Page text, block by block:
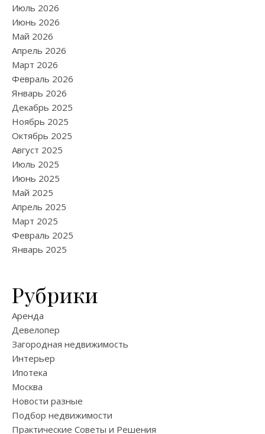
Июль 2026
Июнь 2026
Май 2026
Апрель 2026
Март 2026
Февраль 2026
Январь 2026
Декабрь 2025
Ноябрь 2025
Октябрь 2025
Август 2025
Июль 2025
Июнь 2025
Май 2025
Апрель 2025
Март 2025
Февраль 2025
Январь 2025
Рубрики
Аренда
Девелопер
Загородная недвижимость
Интерьер
Ипотека
Москва
Новости разные
Подбор недвижимости
Практические Советы и Решения